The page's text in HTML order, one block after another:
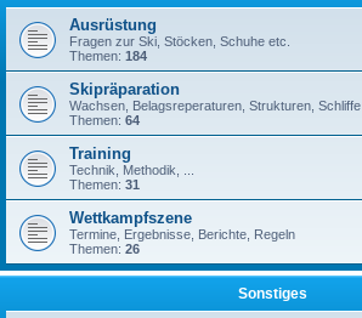
Ausrüstung
Fragen zur Ski, Stöcken, Schuhe etc.
Themen: 184
Skipräparation
Wachsen, Belagsreperaturen, Strukturen, Schliffe
Themen: 64
Training
Technik, Methodik, ...
Themen: 31
Wettkampfszene
Termine, Ergebnisse, Berichte, Regeln
Themen: 26
Sonstiges